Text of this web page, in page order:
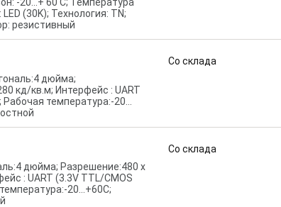
(30K); Технология: TN;
резистивный
дюйма;
кд/кв.м; Интерфейс : UART
Рабочая температура:-20…
Со склада
дюйма; Разрешение:480 x
: UART (3.3V TTL/CMOS
20…+60С;
Со склада